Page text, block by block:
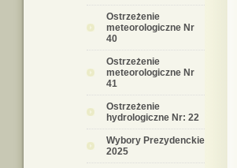
Ostrzeżenie
meteorologiczne Nr
40
Ostrzeżenie
meteorologiczne Nr
41
Ostrzeżenie
hydrologiczne Nr: 22
Wybory Prezydenckie
2025